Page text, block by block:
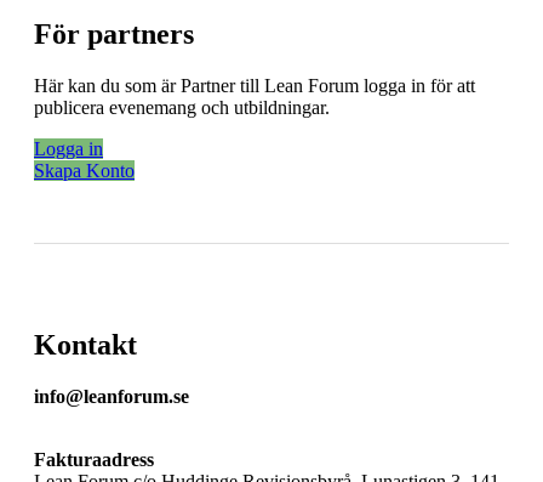
För partners
Här kan du som är Partner till Lean Forum logga in för att
publicera evenemang och utbildningar.
Logga in
Skapa Konto
Kontakt
info@leanforum.se
Fakturaadress